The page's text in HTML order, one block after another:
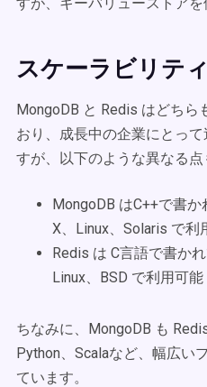
スケーラビリティ
MongoDB と Redis はどちら
おり、成長中の企業にとっ
すが、以下のような異なる点
MongoDB はC++で書
X、Linux、Solaris で利
Redis は C言語で書か
Linux、BSD で利用可能
ちなみに、MongoDB も
Python、Scalaなど、幅広い
ています。